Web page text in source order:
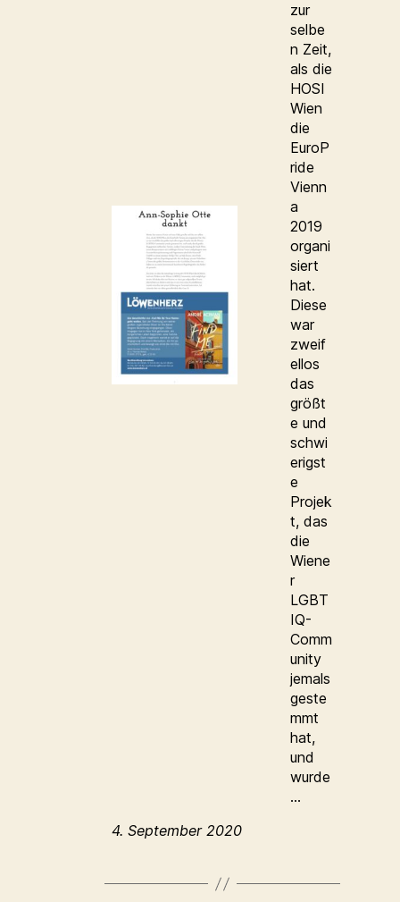
zur
selbe
n Zeit,
als die
HOSI
Wien
die
EuroP
ride
Vienn
a
2019
organi
siert
hat.
Diese
war
zweif
ellos
das
größt
e und
schwi
erigst
e
Projek
t, das
die
Wiene
r
LGBT
IQ-
Comm
unity
jemals
geste
mmt
hat,
und
wurde
…
4. September 2020